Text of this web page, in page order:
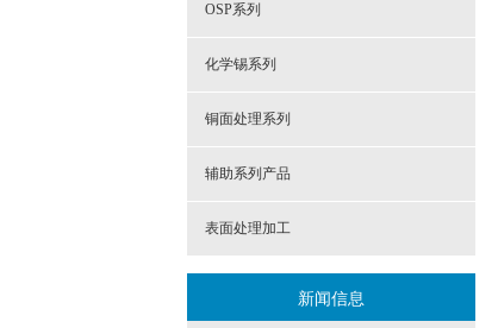
OSP系列
化学锡系列
铜面处理系列
辅助系列产品
表面处理加工
新闻信息